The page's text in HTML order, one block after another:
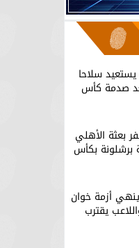
يستعيد سلاحا
صدمة كأس
بعثة الأهلي
برشلونة بكأس
ينهي أزمة خوان
يقترب